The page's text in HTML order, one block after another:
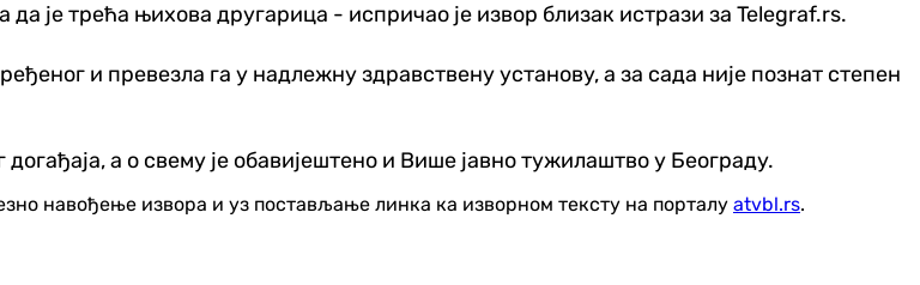
да је трећа њихова другарица - испричао је извор близак истрази за Telegraf.rs.
и превезла га у надлежну здравствену установу, а за сада није познат степен
а о свему је обавијештено и Више јавно тужилаштво у Београду.
навођење извора и уз постављање линка ка изворном тексту на порталу atvbl.rs.